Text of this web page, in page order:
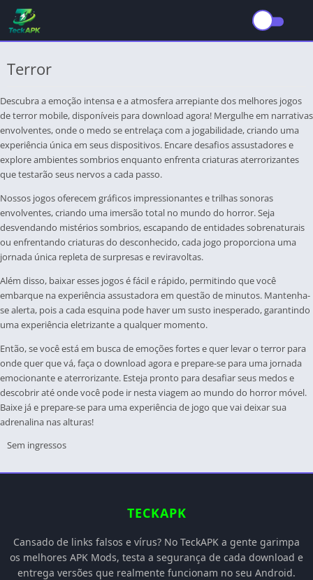
Terror
Descubra a emoção intensa e a atmosfera arrepiante dos melhores jogos
de terror mobile, disponíveis para download agora! Mergulhe em narrativas
envolventes, onde o medo se entrelaça com a jogabilidade, criando uma
experiência única em seus dispositivos. Encare desafios assustadores e
explore ambientes sombrios enquanto enfrenta criaturas aterrorizantes
que testarão seus nervos a cada passo.
Nossos jogos oferecem gráficos impressionantes e trilhas sonoras
envolventes, criando uma imersão total no mundo do horror. Seja
desvendando mistérios sombrios, escapando de entidades sobrenaturais
ou enfrentando criaturas do desconhecido, cada jogo proporciona uma
jornada única repleta de surpresas e reviravoltas.
Além disso, baixar esses jogos é fácil e rápido, permitindo que você
embarque na experiência assustadora em questão de minutos. Mantenha-
se alerta, pois a cada esquina pode haver um susto inesperado, garantindo
uma experiência eletrizante a qualquer momento.
Então, se você está em busca de emoções fortes e quer levar o terror para
onde quer que vá, faça o download agora e prepare-se para uma jornada
emocionante e aterrorizante. Esteja pronto para desafiar seus medos e
descobrir até onde você pode ir nesta viagem ao mundo do horror móvel.
Baixe já e prepare-se para uma experiência de jogo que vai deixar sua
adrenalina nas alturas!
Sem ingressos
TECKAPK
Cansado de links falsos e vírus? No TeckAPK a gente garimpa
os melhores APK Mods, testa a segurança de cada download e
entrega versões que realmente funcionam no seu Android.